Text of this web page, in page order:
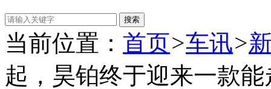
当前位置： 首页>车讯>
起，昊铂终于迎来一款